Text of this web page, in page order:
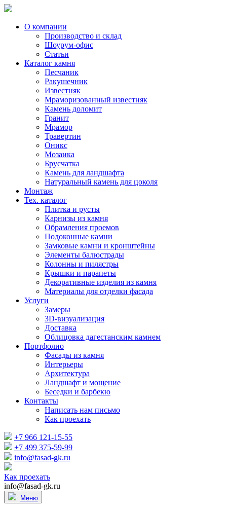
Skip
contentО компании
Производство и склад
Шоурум-офис
Статьи
Каталог камня
Песчаник
Ракушечник
Известняк
Мраморизованный известняк
Камень доломит
Гранит
Мрамор
Травертин
Оникс
Мозаика
Брусчатка
Камень для ландшафта
Натуральный камень для цоколя
Монтаж
Тех. каталог
Плитка и русты
Карнизы из камня
Обрамления проемов
Подоконные камни
Замковые камни и кронштейны
Элементы балюстрады
Колонны и пилястры
Крышки и парапеты
Декоративные изделия из камня
Материалы для отделки фасада
Услуги
Замеры
3D-визуализация
Доставка
Облицовка дагестанским камнем
Портфолио
Фасады из камня
Интерьеры
Архитектура
Ландшафт и мощение
Беседки и барбекю
Контакты
Написать нам письмо
Как проехать
+7 966 121-15-55
+7 499 375-59-99
info@fasad-gk.ru
Как проехать
info@fasad-gk.ru
Меню